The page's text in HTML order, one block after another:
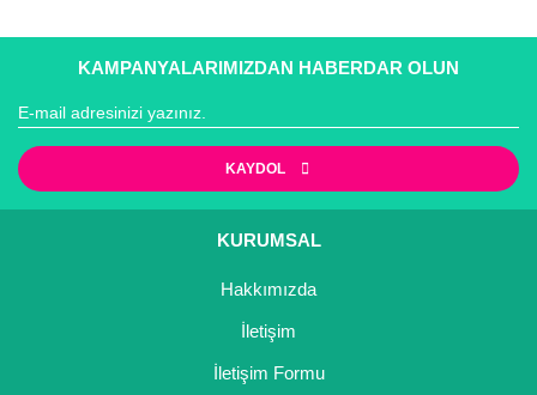
KAMPANYALARIMIZDAN HABERDAR OLUN
KAYDOL
KURUMSAL
Hakkımızda
İletişim
İletişim Formu